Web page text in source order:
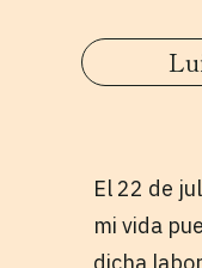
El 22 de
mi vida